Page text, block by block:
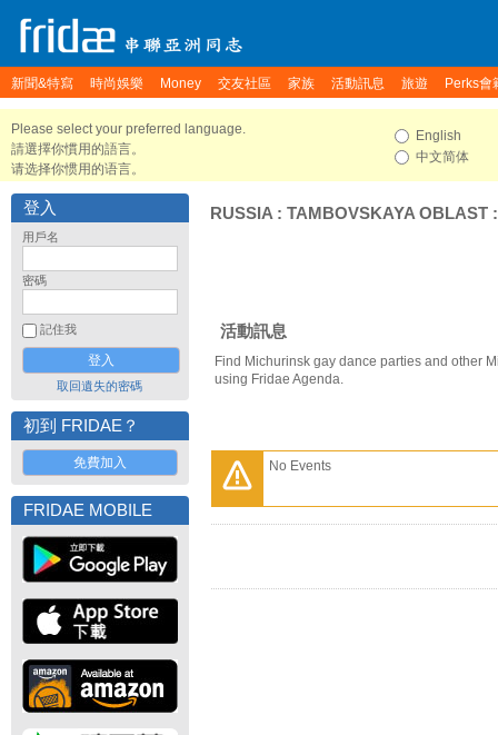
新聞&特寫 時尚娛樂 Money 交友社區 家族 活動訊息 旅遊 Perks會
Please select your preferred language.
請選擇你慣用的語言。
请选择你惯用的语言。
English
中文简体
登入
用戶名
密碼
記住我
取回遺失的密碼
初到 FRIDAE？
免費加入
FRIDAE MOBILE
RUSSIA : TAMBOVSKAYA OBLAST
活動訊息
Find Michurinsk gay dance parties and other
using Fridae Agenda.
No Events